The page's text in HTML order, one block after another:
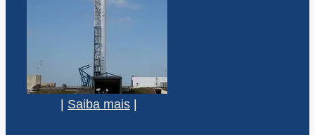
| Saiba mais |